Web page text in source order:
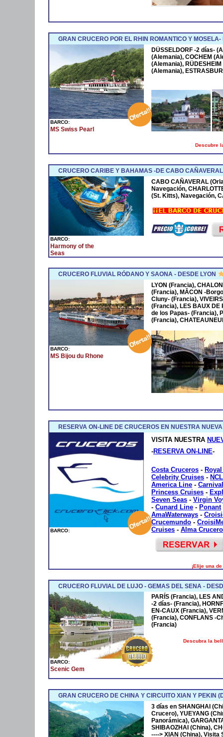
GRAN CRUCERO POR EL RHIN ROMANTICO Y
BARCO:
MS Swiss Pearl
DÜSSELDORF -2 días-
(Alemania), COCHEM
(Alemania),
(Alemania),
Descubre
CRUCERO CARIBE Y BAHAMAS -DE CABO
BARCO:
Harmony of the
Seas
CABO CAÑAVERAL
Navegación,
(St. Kitts), Navegación,
CRUCERO FLUVIAL RÓDANO Y SAONA - DESDE LYON
BARCO:
MS Bijou du Rhone
LYON (Francia),
(Francia), MÂCON -
Cluny- (Francia),
(Francia), LES BAUX DE
de los Papas- (Francia),
(Francia),
RESERVA ON-LINE DE CRUCEROS EN NUESTRA
BARCO:
VISITA NUESTRA
-RESERVA ON-LINE-
Costa Cruceros -
Celebrity Cruises - NCL
America Line -
Princess Cruises -
Seven Seas - Virgin
- Cunard Line - Ponant
AmaWaterways -
Crucemundo -
Cruises - Alma
¡Elije una
CRUCERO FLUVIAL DE LUJO - GEMAS DEL SENA -
BARCO:
Scenic Gem
PARÍS (Francia), LES
-2 días- (Francia),
EN-CAUX (Francia),
(Francia), CONFLANS -
(Francia)
Descubra la
GRAN CRUCERO DE CHINA Y CIRCUITO XIAN Y PEKIN
3 días en SHANGHAI
Crucero), YUEYANG
Panorámica),
SHIBAOZHAI (China),
----> XIAN (China), Visita